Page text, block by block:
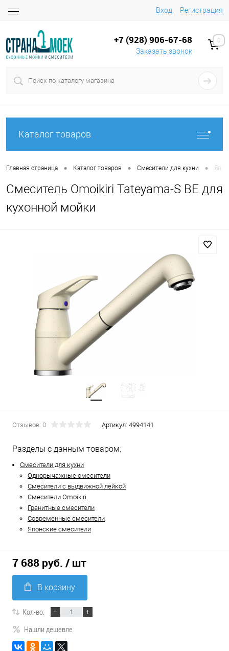
Вход Регистрация
+7 (928) 906-67-68
Заказать звонок
0
Каталог товаров
Главная страница • Каталог товаров • Смесители для кухни •
Смеситель Omoikiri Tateyama-S BE для
кухонной мойки
Отзывов: 0 Артикул: 4994141
Разделы с данным товаром:
Смесители для кухни
Однорычажные смесители
Смесители с выдвижной лейкой
Смесители Omoikiri
Гранитные смесители
Современные смесители
Японские смесители
7 688 руб. / шт
В корзину
Кол-во:
Нашли дешевле